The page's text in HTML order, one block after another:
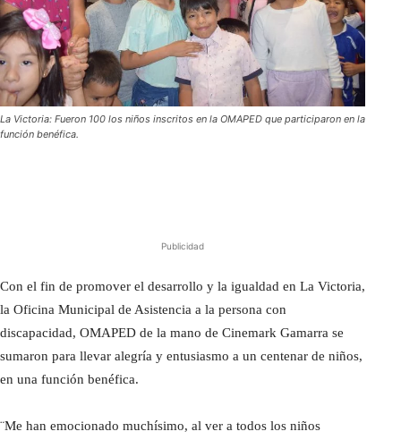
La Victoria: Fueron 100 los niños inscritos en la OMAPED que participaron en la
función benéfica.
Publicidad
Con el fin de promover el desarrollo y la igualdad en La Victoria,
la Oficina Municipal de Asistencia a la persona con
discapacidad, OMAPED de la mano de Cinemark Gamarra se
sumaron para llevar alegría y entusiasmo a un centenar de niños,
en una función benéfica.
¨Me han emocionado muchísimo, al ver a todos los niños